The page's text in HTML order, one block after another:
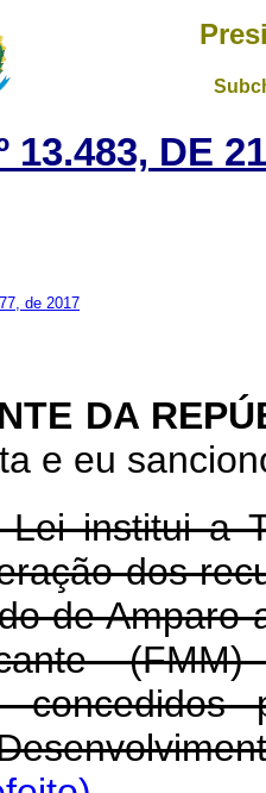
13.483, DE
de 2017
DA
e eu
Lei institui a
dos
de Amparo